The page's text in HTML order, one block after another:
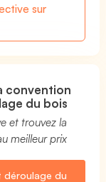
sur
convention
du bois
et trouvez la
meilleur prix
déroulage du